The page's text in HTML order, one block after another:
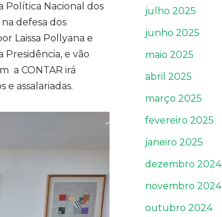
Política Nacional dos
na defesa dos
Laissa Pollyana e
e vão
a CONTAR irá
assalariadas.
julho 2025
junho 2025
maio 2025
abril 2025
março 2025
fevereiro 2025
janeiro 2025
dezembro 2024
novembro 2024
outubro 2024